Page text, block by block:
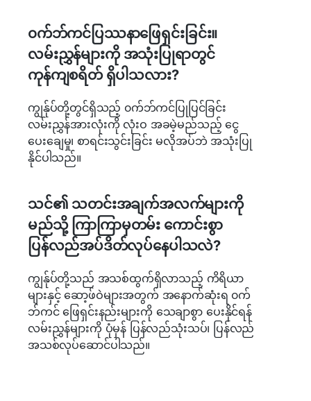
၀က်ဘ်ကင်ပြဿနာဖြေရှင်းခြင်း။
လမ်းညွှန်များကို အသုံးပြုရာတွင်
ကုန်ကျစရိတ် ရှိပါသလား?
ကျွန်ုပ်တို့တွင်ရှိသည့် ၀က်ဘ်ကင်ပြုပြင်ခြင်း
လမ်းညွှန်အားလုံးကို လုံးဝ အခမဲ့မည်သည့် ငွေ
ပေးချေမှု၊ စာရင်းသွင်းခြင်း မလိုအပ်ဘဲ အသုံးပြု
နိုင်ပါသည်။
သင်၏ သတင်းအချက်အလက်များကို
မည်သို့ ကြာကြာမှတမ်း ကောင်းစွာ
ပြန်လည်အပ်ဒိတ်လုပ်နေပါသလဲ?
ကျွန်ုပ်တို့သည် အသစ်ထွက်ရှိလာသည့် ကိရိယာ
များနှင့် ဆော့ဖ်ဝဲများအတွက် အနောက်ဆုံးရ ၀က်
ဘ်ကင် ဖြေရှင်းနည်းများကို သေချာစွာ ပေးနိုင်ရန်
လမ်းညွှန်များကို ပုံမှန် ပြန်လည်သုံးသပ်၊ ပြန်လည်
အသစ်လုပ်ဆောင်ပါသည်။